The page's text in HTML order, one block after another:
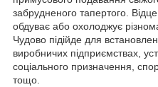
забрудненого тапертого.
обдуває або охолоджує
Чудово підійде для
виробничих підприємствах,
соціального призначення,
тощо.